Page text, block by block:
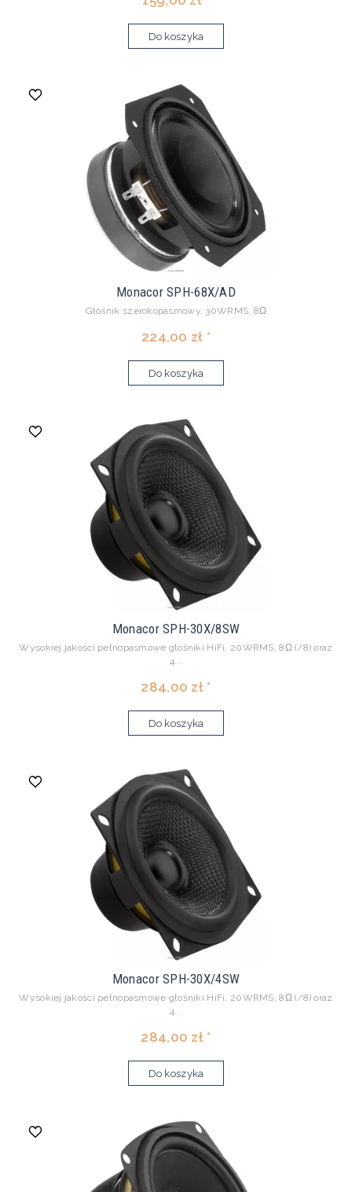
Do koszyka
Monacor SPH-68X/AD
Głośnik szerokopasmowy, 30WRMS, 8Ω
224,00 zł *
Do koszyka
Monacor SPH-30X/8SW
Wysokiej jakości pełnopasmowe głośniki HiFi, 20WRMS, 8Ω (/8) oraz
4...
284,00 zł *
Do koszyka
Monacor SPH-30X/4SW
Wysokiej jakości pełnopasmowe głośniki HiFi, 20WRMS, 8Ω (/8) oraz
4...
284,00 zł *
Do koszyka